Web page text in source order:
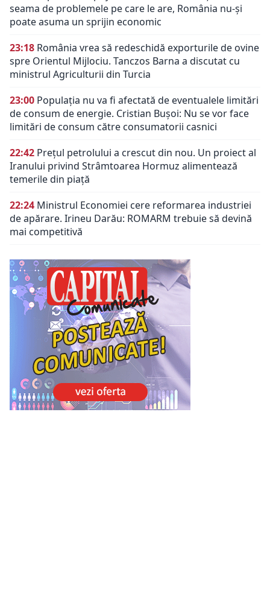
seama de problemele pe care le are, România nu-și
poate asuma un sprijin economic
23:18 România vrea să redeschidă exporturile de ovine
spre Orientul Mijlociu. Tanczos Barna a discutat cu
ministrul Agriculturii din Turcia
23:00 Populația nu va fi afectată de eventualele limitări
de consum de energie. Cristian Bușoi: Nu se vor face
limitări de consum către consumatorii casnici
22:42 Prețul petrolului a crescut din nou. Un proiect al
Iranului privind Strâmtoarea Hormuz alimentează
temerile din piață
22:24 Ministrul Economiei cere reformarea industriei
de apărare. Irineu Darău: ROMARM trebuie să devină
mai competitivă